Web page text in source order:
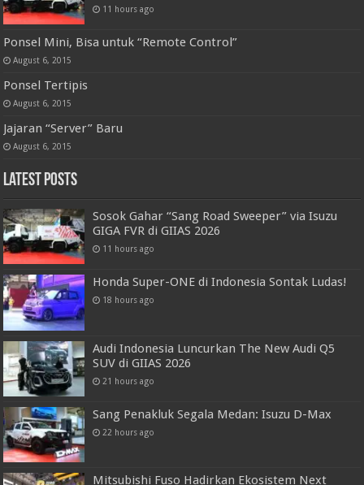
11 hours ago
Ponsel Mini, Bisa untuk “Remote Control”
August 6, 2015
Ponsel Tertipis
August 6, 2015
Jajaran “Server” Baru
August 6, 2015
Latest Posts
Sosok Gahar “Sang Road Sweeper” via Isuzu
GIGA FVR di GIIAS 2026
11 hours ago
Honda Super-ONE di Indonesia Sontak Ludas!
18 hours ago
Audi Indonesia Luncurkan The New Audi Q5
SUV di GIIAS 2026
21 hours ago
Sang Penakluk Segala Medan: Isuzu D-Max
22 hours ago
Mitsubishi Fuso Hadirkan Ekosistem Next